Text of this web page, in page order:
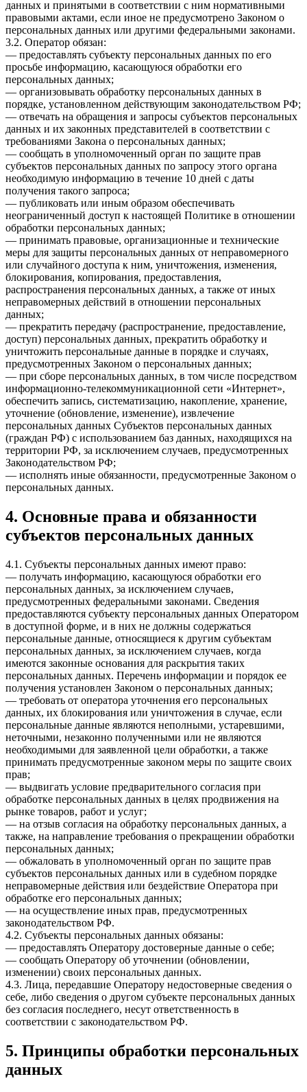
данных и принятыми в соответствии с ним нормативными
правовыми актами, если иное не предусмотрено Законом о
персональных данных или другими федеральными законами.
3.2. Оператор обязан:
— предоставлять субъекту персональных данных по его
просьбе информацию, касающуюся обработки его
персональных данных;
— организовывать обработку персональных данных в
порядке, установленном действующим законодательством РФ;
— отвечать на обращения и запросы субъектов персональных
данных и их законных представителей в соответствии с
требованиями Закона о персональных данных;
— сообщать в уполномоченный орган по защите прав
субъектов персональных данных по запросу этого органа
необходимую информацию в течение 10 дней с даты
получения такого запроса;
— публиковать или иным образом обеспечивать
неограниченный доступ к настоящей Политике в отношении
обработки персональных данных;
— принимать правовые, организационные и технические
меры для защиты персональных данных от неправомерного
или случайного доступа к ним, уничтожения, изменения,
блокирования, копирования, предоставления,
распространения персональных данных, а также от иных
неправомерных действий в отношении персональных
данных;
— прекратить передачу (распространение, предоставление,
доступ) персональных данных, прекратить обработку и
уничтожить персональные данные в порядке и случаях,
предусмотренных Законом о персональных данных;
— при сборе персональных данных, в том числе посредством
информационно-телекоммуникационной сети «Интернет»,
обеспечить запись, систематизацию, накопление, хранение,
уточнение (обновление, изменение), извлечение
персональных данных Субъектов персональных данных
(граждан РФ) с использованием баз данных, находящихся на
территории РФ, за исключением случаев, предусмотренных
Законодательством РФ;
— исполнять иные обязанности, предусмотренные Законом о
персональных данных.
4. Основные права и обязанности
субъектов персональных данных
4.1. Субъекты персональных данных имеют право:
— получать информацию, касающуюся обработки его
персональных данных, за исключением случаев,
предусмотренных федеральными законами. Сведения
предоставляются субъекту персональных данных Оператором
в доступной форме, и в них не должны содержаться
персональные данные, относящиеся к другим субъектам
персональных данных, за исключением случаев, когда
имеются законные основания для раскрытия таких
персональных данных. Перечень информации и порядок ее
получения установлен Законом о персональных данных;
— требовать от оператора уточнения его персональных
данных, их блокирования или уничтожения в случае, если
персональные данные являются неполными, устаревшими,
неточными, незаконно полученными или не являются
необходимыми для заявленной цели обработки, а также
принимать предусмотренные законом меры по защите своих
прав;
— выдвигать условие предварительного согласия при
обработке персональных данных в целях продвижения на
рынке товаров, работ и услуг;
— на отзыв согласия на обработку персональных данных, а
также, на направление требования о прекращении обработки
персональных данных;
— обжаловать в уполномоченный орган по защите прав
субъектов персональных данных или в судебном порядке
неправомерные действия или бездействие Оператора при
обработке его персональных данных;
— на осуществление иных прав, предусмотренных
законодательством РФ.
4.2. Субъекты персональных данных обязаны:
— предоставлять Оператору достоверные данные о себе;
— сообщать Оператору об уточнении (обновлении,
изменении) своих персональных данных.
4.3. Лица, передавшие Оператору недостоверные сведения о
себе, либо сведения о другом субъекте персональных данных
без согласия последнего, несут ответственность в
соответствии с законодательством РФ.
5. Принципы обработки персональных
данных